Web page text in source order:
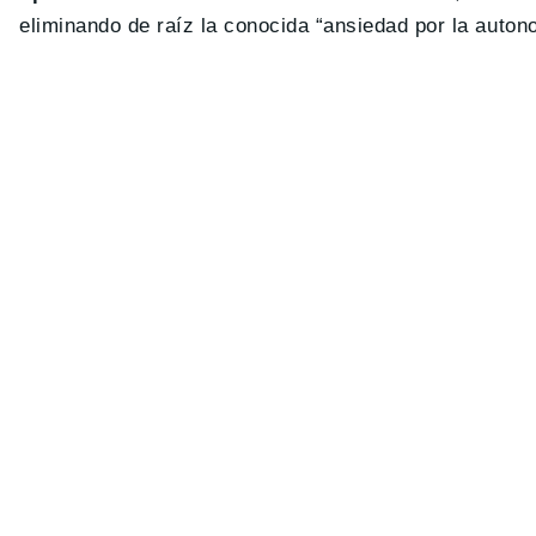
eliminando de raíz la conocida “ansiedad por la